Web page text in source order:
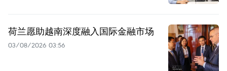
荷兰愿助越南深度融入国际金融市场
03/08/2026 03:56